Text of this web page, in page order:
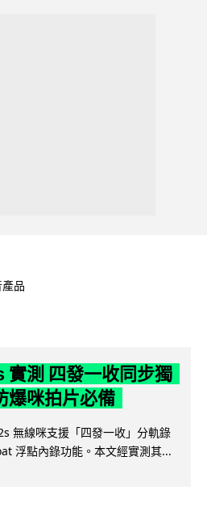
品
測 四發一收同步獨
爆咪拍片必備
無線咪支援「四發一收」分軌錄
浮點內錄功能。本文經實測其...